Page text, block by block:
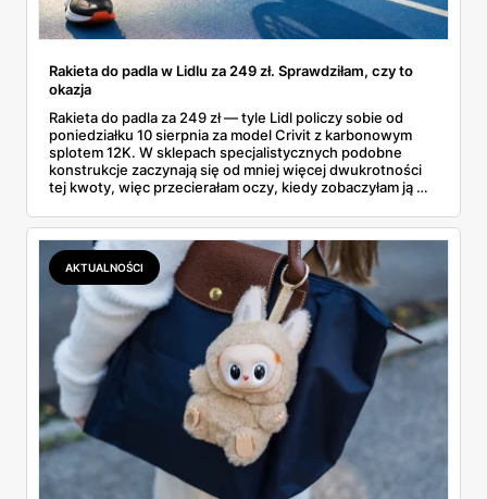
Rakieta do padla w Lidlu za 249 zł. Sprawdziłam, czy to
okazja
Rakieta do padla za 249 zł — tyle Lidl policzy sobie od
poniedziałku 10 sierpnia za model Crivit z karbonowym
splotem 12K. W sklepach specjalistycznych podobne
konstrukcje zaczynają się od mniej więcej dwukrotności
tej kwoty, więc przecierałam oczy, kiedy zobaczyłam ją w
najszybciej rosnący sport w Polsce: kortów przybywa
lawinowo, a chętnych jeszcze szybciej. Sprawdziłam, co
dokładnie dostajemy za te pieniądze i komu taka rakieta
faktycznie wystarczy.
AKTUALNOŚCI